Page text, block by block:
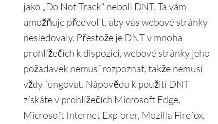
jako „Do Not Track“ neboli DNT. Ta vám
umožňuje předvolit, aby vás webové stránky
nesledovaly. Přestože je DNT v mnoha
prohlížečích k dispozici, webové stránky jeho
požadavek nemusí rozpoznat, takže nemusí
vždy fungovat. Nápovědu k použití DNT
získáte v prohlížečích Microsoft Edge,
Microsoft Internet Explorer, Mozilla Firefox,